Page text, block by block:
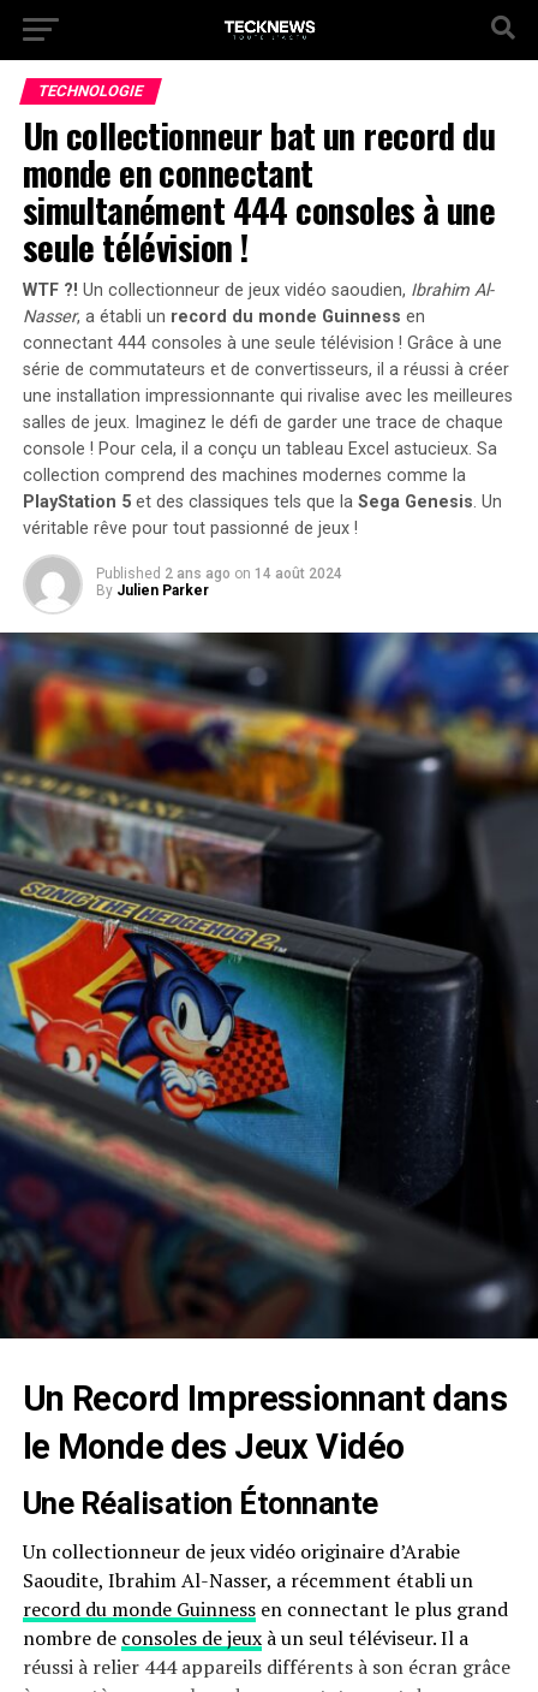
TECHNOLOGIE
Un collectionneur bat un record du
monde en connectant
simultanément 444 consoles à une
seule télévision !
WTF ?! Un collectionneur de jeux vidéo saoudien, Ibrahim Al-
Nasser, a établi un record du monde Guinness en
connectant 444 consoles à une seule télévision ! Grâce à une
série de commutateurs et de convertisseurs, il a réussi à créer
une installation impressionnante qui rivalise avec les meilleures
salles de jeux. Imaginez le défi de garder une trace de chaque
console ! Pour cela, il a conçu un tableau Excel astucieux. Sa
collection comprend des machines modernes comme la
PlayStation 5et des classiques tels que la Sega Genesis. Un
véritable rêve pour tout passionné de jeux !
Published 2 ans ago on 14 août 2024
By Julien Parker
Un Record Impressionnant dans
le Monde des Jeux Vidéo
Une Réalisation Étonnante
Un collectionneur de jeux vidéo originaire d’Arabie
Saoudite, Ibrahim Al-Nasser, a récemment établi un
record du monde Guinnessen connectant le plus grand
nombre de consoles de jeuxà un seul téléviseur. Il a
réussi à relier 444 appareils différents à son écran grâce